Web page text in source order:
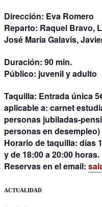
Dirección: Eva Romero
Reparto: Raquel Bravo,
José María Galavís,
Duración: 90 min.
Público: juvenil y adulto
Taquilla: Entrada única
aplicable a: carnet
personas jubiladas-
personas en desempleo)
Horario de taquilla: días
y de 18:00 a 20:00 horas.
Reservas en el email:
ACTUALIDAD